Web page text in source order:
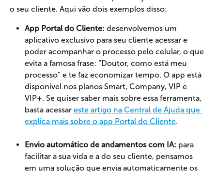
o seu cliente. Aqui vão dois exemplos disso:
App Portal do Cliente: desenvolvemos um
aplicativo exclusivo para seu cliente acessar e
poder acompanhar o processo pelo celular, o que
evita a famosa frase: “Doutor, como está meu
processo” e te faz economizar tempo. O app está
disponível nos planos Smart, Company, VIP e
VIP+. Se quiser saber mais sobre essa ferramenta,
basta acessar este artigo na Central de Ajuda que
explica mais sobre o app Portal do Cliente.
Envio automático de andamentos com IA: para
facilitar a sua vida e a do seu cliente, pensamos
em uma solução que envia automaticamente os